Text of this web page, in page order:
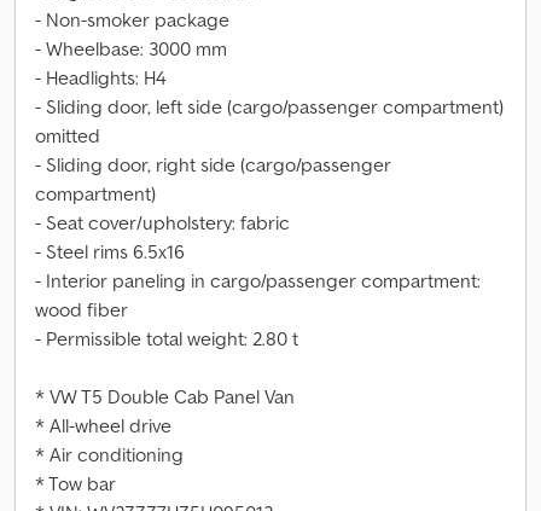
- Non-smoker package
- Wheelbase: 3000 mm
- Headlights: H4
- Sliding door, left side (cargo/passenger compartment)
omitted
- Sliding door, right side (cargo/passenger
compartment)
- Seat cover/upholstery: fabric
- Steel rims 6.5x16
- Interior paneling in cargo/passenger compartment:
wood fiber
- Permissible total weight: 2.80 t
* VW T5 Double Cab Panel Van
* All-wheel drive
* Air conditioning
* Tow bar